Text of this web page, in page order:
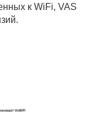
к WiFi, VAS